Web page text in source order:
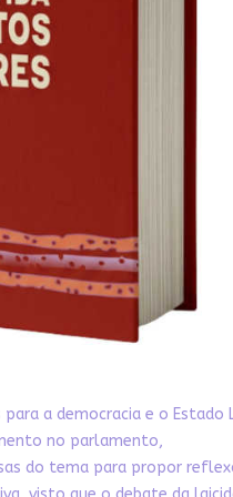
a democracia e o Estado
no parlamento,
do tema para propor